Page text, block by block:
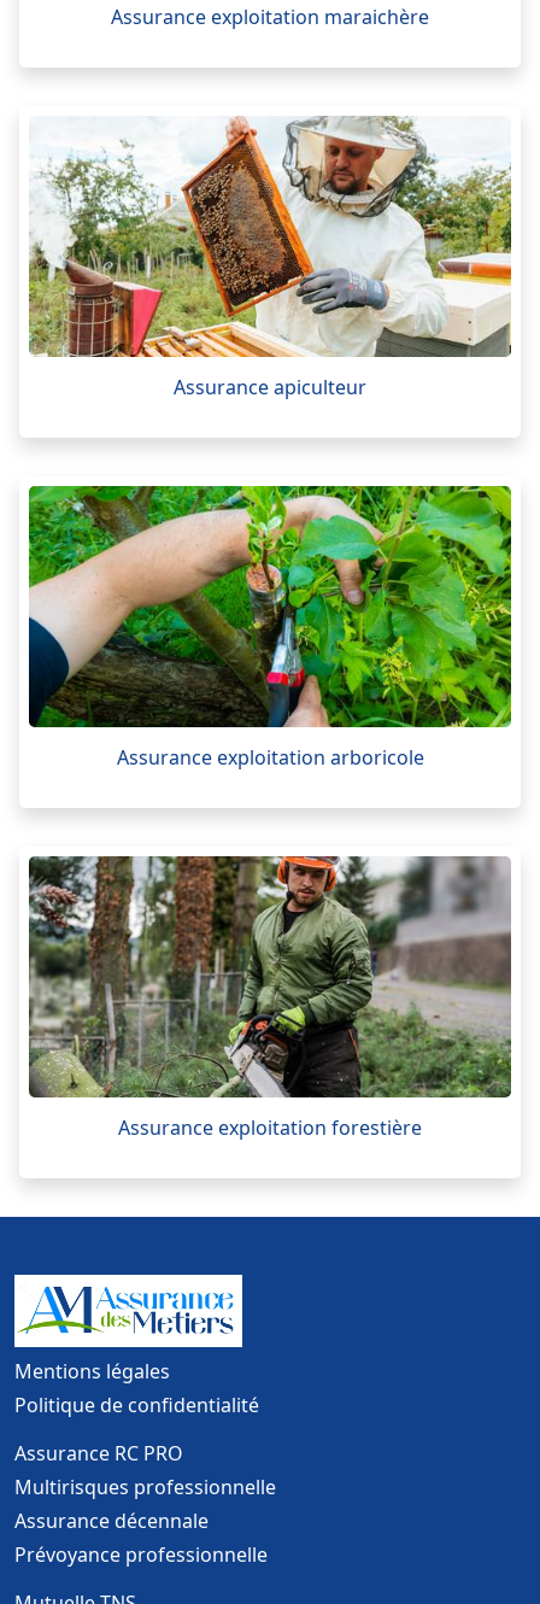
Assurance exploitation maraichère
Assurance apiculteur
Assurance exploitation arboricole
Assurance exploitation forestière
Mentions légales
Politique de confidentialité
Assurance RC PRO
Multirisques professionnelle
Assurance décennale
Prévoyance professionnelle